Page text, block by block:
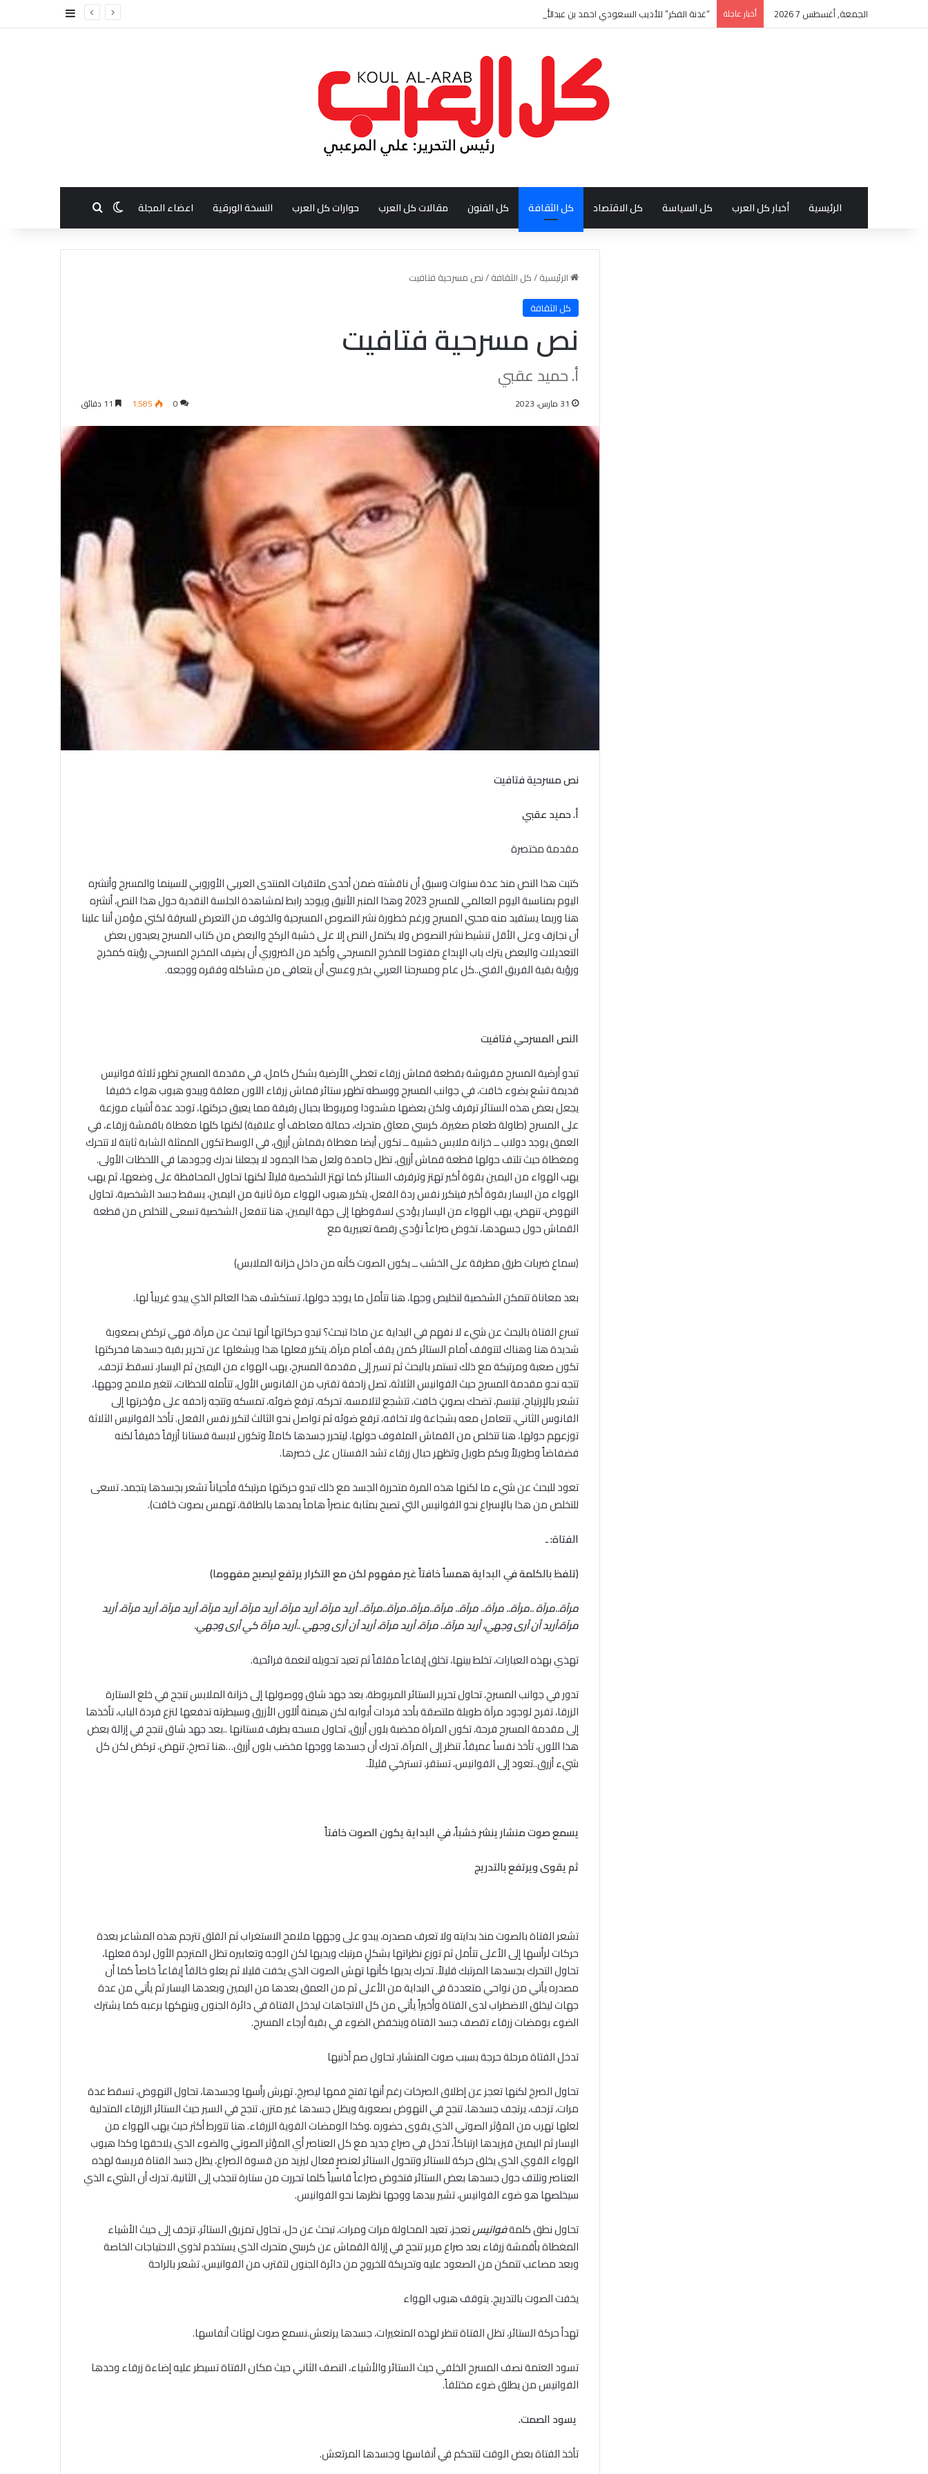
الجمعة, أغسطس 7 2026 أخبار عاجلة “غدنة الفكر” للأديب السعودي احمد بن عبدالله العبدالنبي إضافة عمود
الرئيسية أخبار كل العرب كل السياسة كل الاقتصاد كل الثقافة كل الفنون مقالات كل العرب حوارات كل العرب النسخة الورقية اعضاء المجلة الوضع المظلم
بحث عن
الرئيسية/كل الثقافة/نص مسرحية فتافيت
كل الثقافة
نص مسرحية فتافيت
أ. حميد عقبي
31 مارس، 2023 0 1٬585
نص مسرحية فتافيت
أ. حميد عقبي
مقدمة مختصرة
كتبت هذا النص منذ عدة سنوات وسبق أن ناقشته ضمن أحدى ملتقيات المنتدى العربي الأوروبي للسينما والمسرح وأنشره
اليوم بمناسبة اليوم العالمي للمسرح 2023 وهذا المنبر الأنيق ويوجد رابط لمشاهدة الجلسة النقدية حول هذا النص، أنشره
هنا وربما يستفيد منه محبي المسرح ورغم خطورة نشر النصوص المسرحية والخوف من التعرض للسرقة لكني مؤمن أننا علينا
أن نجازف وعلى الأقل تنشيط نشر النصوص ولا يكتمل النص إلا على خشبة الركح والبعض من كتاب المسرح يعيدون بعض
التعديلات والبعض يترك باب الإبداع مفتوحا للمخرج المسرحي وأكيد من الضروري أن يضيف المخرج المسرحي رؤيته كمخرج
ورؤية بقية الفريق الفني..كل عام ومسرحنا العربي بخير وعسى أن يتعافى من مشاكله وفقره ووجعه.
النص المسرحي فتافيت
تبدو أرضية المسرح مفروشة بقطعة قماش زرقاء تغطي الأرضية بشكل كامل، في مقدمة المسرح تظهر ثلاثة فوانيس
قديمة تشع بضوء خافت، في جوانب المسرح ووسطه تظهر ستائر قماش زرقاء اللون معلقة ويبدو هبوب هواء خفيفا
يجعل بعض هذه الستائر ترفرف ولكن بعضها مشدودا ومربوطا بحبال رقيقة مما يعيق حركتها، توجد عدة أشياء موزعة
على المسرح (طاولة طعام صغيرة، كرسي معاق متحرك، حمالة معاطف أو علاقية) لكنها كلها مغطاة باقمشة زرقاء، في
العمق يوجد دولاب ــ خزانة ملابس خشبية ــ تكون أيضا مغطاة بقماش أزرق، في الوسط تكون الممثلة الشابة ثابتة لا تتحرك
ومغطاة حيث تلتف حولها قطعة قماش أزرق، تظل جامدة ولعل هذا الجمود لا يجعلنا ندرك وجودها في اللحظات الأولى.
يهب الهواء من اليمين بقوة أكبر تهتز وترفرف الستائر كما تهتز الشخصية قليلاً لكنها تحاول المحافظة على وضعها، ثم يهب
الهواء من اليسار بقوة أكبر فيتكرر نفس ردة الفعل، يتكرر هبوب الهواء مرة ثانية من اليمين، يسقط جسد الشخصية، تحاول
النهوض، تنهض، يهب الهواء من اليسار يؤدي لسقوطها إلى جهة اليمين، هنا تنفعل الشخصية تسعى للتخلص من قطعة
القماش حول جسهدها، تخوض صراعاً تؤدي رقصة تعبيرية مع
(سماع ضربات طرق مطرقة على الخشب ــ يكون الصوت كأنه من داخل خزانة الملابس)
بعد معاناة تتمكن الشخصية لتخليص وجها، هنا تتأمل ما يوجد حولها، تستكشف هذا العالم الذي يبدو غريباً لها.
تسرع الفتاة بالبحث عن شيء لا نفهم في البداية عن ماذا تبحث؟ تبدو حركاتها أنها تبحث عن مرآة، فهي تركض بصعوبة
شديدة هنا وهناك لتتوقف أمام الستائر كمن يقف أمام مرآة، يتكرر فعلها هذا ويشغلها عن تحرير بقية جسدها فحركتها
تكون صعبة ومرتبكة مع ذلك تستمر بالبحث ثم تسير إلى مقدمة المسرح، يهب الهواء من اليمين ثم اليسار، تسقط، تزحف،
تتجه نحو مقدمة المسرح حيث الفوانيس الثلاثة، تصل زاحفة تقترب من الفانوس الأول، تتأمله للحظات، تتغير ملامح وجهها،
تشعر بالإرتياح، تبتسم، تضحك بصوتٍ خافت، تتشجع لتلامسه، تحركه، ترفع ضوئه، تمسكه وتتجه زاحفه على مؤخرتها إلى
الفانوس الثاني، تتعامل معه بشجاعة ولا تخافه، ترفع ضوئه ثم تواصل نحو الثالث لتكرر نفس الفعل. تأخذ الفوانيس الثلاثة
توزعهم حولها، هنا تتخلص من القماش الملفوف حولها، ليتحرر جسدها كاملاً وتكون لابسة فستانا أزرقاً خفيفاً لكنه
فضفاضاً وطويلاً وبكم طويل وتظهر حبال زرقاء تشد الفستان على خصرها.
تعود للبحث عن شيء ما لكنها هذه المرة متحررة الجسد مع ذلك تبدو حركتها مرتبكة فأحياناً تشعر بجسدها يتجمد، تسعى
للتخلص من هذا بالإسراع نحو الفوانيس التي تصبح بمثابة عنصراً هاماً يمدها بالطاقة، تهمس بصوت خافت).
الفتاة: ـ
(تلفظ بالكلمة في البداية همساً خافتاً غير مفهوم لكن مع التكرار يرتفع ليصبح مفهوما)
مرآة..مرآة ..مرآة.. مرآة.. مرآة.. مرآة..مرآة..مرآة..مرآة.. أريد مرآة، أريد مرآة، أريد مرآة، أريد مرآة، أريد مرآة، أريد مرآة، أريد
مرآة،أريد أن أرى وجهي، أريد مرآة.. مرآة، أريد مرآة، أريد أن أرى وجهي ..أريد مرآة كي أرى وجهي.
تهذي بهذه العبارات، تخلط بينها، تخلق إيقاعاً مقلقاً ثم تعيد تحويله لنغمة فرائحية.
تدور في جوانب المسرح، تحاول تحرير الستائر المربوطة، بعد جهد شاق ووصولها إلى خزانة الملابس تنجح في خلع الستارة
الزرقا، تفرح لوجود مرآة طويلة ملتصقة بأحد فردات أبوابه لكن هيمنة أللون الأزرق وسيطرته تدفعها لنزع فردة الباب، تأخذها
إلى مقدمة المسرح فرحة، تكون المرآة مخضبة بلون أزرق، تحاول مسحه بطرف فستانها ..بعد جهد شاق تنجح في إزالة بعض
هذا اللون، تأخذ نفساً عميقاً، تنظر إلى المرآة، تدرك أن جسدها ووجها مخضب بلون أزرق…هنا تصرخ، تنهض، تركض لكن كل
شيء أزرق..تعود إلى الفوانيس، تستقر، تسترخي قليلاً.
يسمع صوت منشار ينشر خشباً، في البداية يكون الصوت خافتاً
ثم يقوى ويرتفع بالتدريج
تشعر الفتاة بالصوت منذ بدايته ولا تعرف مصدره، يبدو على وجهها ملامح الاستغراب ثم القلق تترجم هذه المشاعر بعدة
حركات لرأسها إلى الأعلى تتأمل ثم توزع نظراتها بشكلٍ مرتبك ويديها لكن الوجه وتعابيره تظل المترجم الأول لردة فعلها،
تحاول التحرك بجسدها المرتبك قليلاً. تحرك يديها كأنها تهش الصوت الذي يخفت قليلا ثم يعلو خالقاً إيقاعاً خاصاً كما أن
مصدره يأتي من نواحي متعددة في البداية من الأعلى ثم من العمق بعدها من اليمين وبعدها اليسار ثم يأتي من عدة
جهات ليخلق الاضطراب لدى الفتاة وأخيراً يأتي من كل الاتجاهات ليدخل الفتاة في دائرة الجنون وينهكها برعبه كما يشترك
الضوء بومضات زرقاء تقصف جسد الفتاة وينخفض الضوء في بقية أرجاء المسرح.
تدخل الفتاة مرحلة حرجة بسبب صوت المنشار، تحاول صم أذنيها
تحاول الصرخ لكنها تعجز عن إطلاق الصرخات رغم أنها تفتح فمها ليصرخ. تهرش رأسها وجسدها، تحاول النهوض، تسقط عدة
مرات، تزحف، يرتجف جسدها، تنجح في النهوض بصعوبة ويظل جسدها غير متزن. تنجح في السير حيث الستائر الزرقاء المتدلية
لعلها تهرب من المؤثر الصوتي الذي يقوى حضوره .وكذا الومضات القوية الزرقاء. هنا تتورط أكثر حيث يهب الهواء من
اليسار ثم اليمين فيزيدها ارتباكاً، تدخل في صراع جديد مع كل العناصر أي المؤثر الصوتي والضوء الذي يلاحقها وكذا هبوب
الهواء القوي الذي يخلق حركة للستائر وتتحول الستائر لعنصرٍ فعال ليزيد من قسوة الصراع، يظل جسد الفتاة فريسة لهذه
العناصر وتلتف حول جسدها بعض الستائر فتخوض صراعاً قاسياً كلما تحررت من ستارة تنجذب إلى الثانية، تدرك أن الشيء الذي
سيخلصها هو ضوء الفوانيس، تشير بيدها ووجها نظرها نحو الفوانيس.
تحاول نطق كلمةفوانيستعجز، تعيد المحاولة مرات ومرات، تبحث عن حل، تحاول تمزيق الستائر، تزحف إلى حيث الأشياء
المغطاة بأقمشة زرقاء بعد صراع مرير تنجح في إزالة القماش عن كرسي متحرك الذي يستخدم لذوي الاحتياجات الخاصة
وبعد مصاعب تتمكن من الصعود عليه وتحريكة للخروج من دائرة الجنون لتقترب من الفوانيس، تشعر بالراحة
يخفت الصوت بالتدريج. يتوقف هبوب الهواء
تهدأ حركة الستائر، تظل الفتاة تنظر لهذه المتغيرات، جسدها يرتعش.نسمع صوت لهثات أنفاسها.
تسود العتمة نصف المسرح الخلفي حيث الستائر والأشياء، النصف الثاني حيث مكان الفتاة تسيطر عليه إضاءة زرقاء وحدها
الفوانيس من يطلق ضوء مختلفاً.
يسود الصمت.
تأخذ الفتاة بعض الوقت لتتحكم في أنفاسها وجسدها المرتعش.